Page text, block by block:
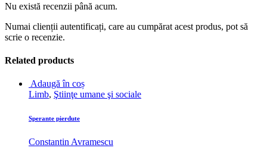
Nu există recenzii până acum.
Numai clienții autentificați, care au cumpărat acest produs, pot să
scrie o recenzie.
Related products
Adaugă în coș
Limb, Ştiinţe umane şi sociale
Sperante pierdute
Constantin Avramescu